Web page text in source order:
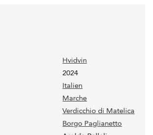
Hvidvin
2024
Italien
Marche
Verdicchio di Matelica
Borgo Paglianetto